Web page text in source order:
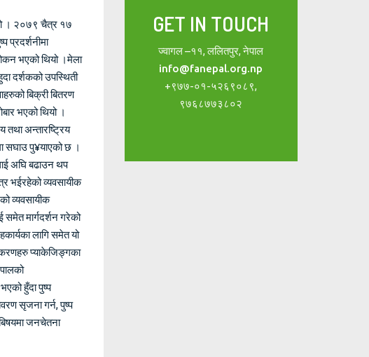
। २०७९ चैत्र १७
प्रदर्शनीमा
भएको थियो ।मेला
दर्शकको उपस्थिती
बिक्री बितरण
भएको थियो ।
तथा अन्तारष्ट्रिय
सघाउ पु¥याएको छ ।
अघि बढाउन थप
भईरहेको व्यवसायीक
व्यवसायीक
मार्गदर्शन गरेको
लागि समेत यो
प्याकेजिङ्गका
हुँदा पुष्प
सृजना गर्न, पुष्प
जनचेतना
GET IN TOUCH
ज्वागल –११, ललितपुर, नेपाल
info@fanepal.org.np
+९७७-०१-५२६९०८९,
९७६८७७३८०२